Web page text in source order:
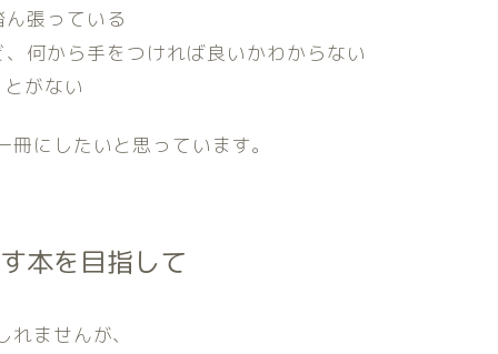
張っている
何から手をつければ良いかわからない
がない
にしたいと思っています。
本を目指して
ませんが、